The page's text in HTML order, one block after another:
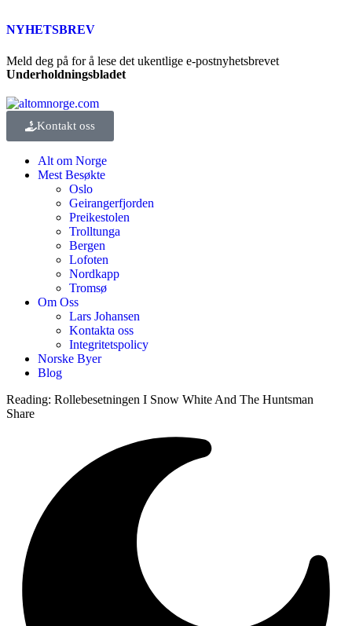
NYHETSBREV
Meld deg på for å lese det ukentlige e-postnyhetsbrevet
Underholdningsbladet
Kontakt oss
Alt om Norge
Mest Besøkte
Oslo
Geirangerfjorden
Preikestolen
Trolltunga
Bergen
Lofoten
Nordkapp
Tromsø
Om Oss
Lars Johansen
Kontakta oss
Integritetspolicy
Norske Byer
Blog
Reading: Rollebesetningen I Snow White And The Huntsman
Share